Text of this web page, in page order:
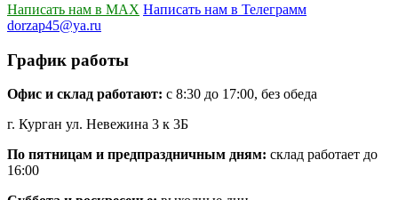
Написать нам в MAX Написать нам в Телеграмм
dorzap45@ya.ru
График работы
Офис и склад работают: с 8:30 до 17:00, без обеда
г. Курган ул. Невежина 3 к 3Б
По пятницам и предпраздничным дням: склад работает до
16:00